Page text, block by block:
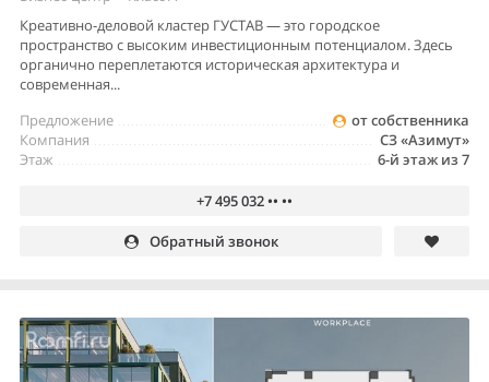
Креативно-деловой кластер ГУСТАВ — это городское
пространство с высоким инвестиционным потенциалом. Здесь
органично переплетаются историческая архитектура и
современная...
от собственника
Предложение
СЗ «Азимут»
Компания
6-й этаж из 7
Этаж
+7 495 032 •• ••
Обратный звонок